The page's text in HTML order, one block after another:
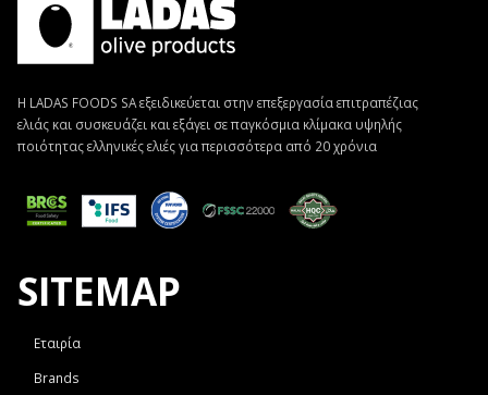
Η LADAS FOODS SA εξειδικεύεται στην επεξεργασία επιτραπέζιας
ελιάς και συσκευάζει και εξάγει σε παγκόσμια κλίμακα υψηλής
ποιότητας ελληνικές ελιές για περισσότερα από 20 χρόνια
SITEMAP
Εταιρία
Brands